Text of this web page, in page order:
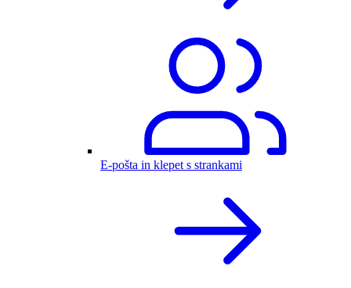
E-pošta in klepet s strankami